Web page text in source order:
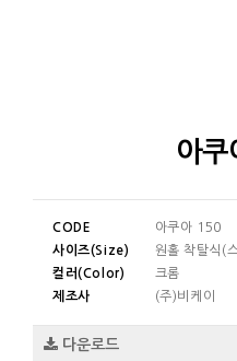
아
CODE
아쿠아 150
사이즈(Size)
원홀 착탈식(
컬러(Color)
크롬
제조사
(주)비케이
다운로드